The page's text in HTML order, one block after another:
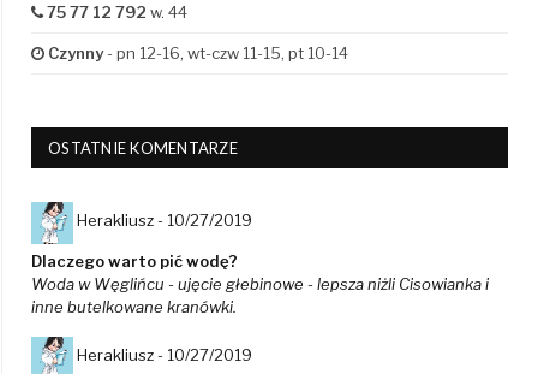
75 77 12 792 w. 44
Czynny- pn 12-16, wt-czw 11-15, pt 10-14
OSTATNIE KOMENTARZE
Herakliusz - 10/27/2019
Dlaczego warto pić wodę?
Woda w Węglińcu - ujęcie głebinowe - lepsza niżli Cisowianka i
inne butelkowane kranówki.
Herakliusz - 10/27/2019